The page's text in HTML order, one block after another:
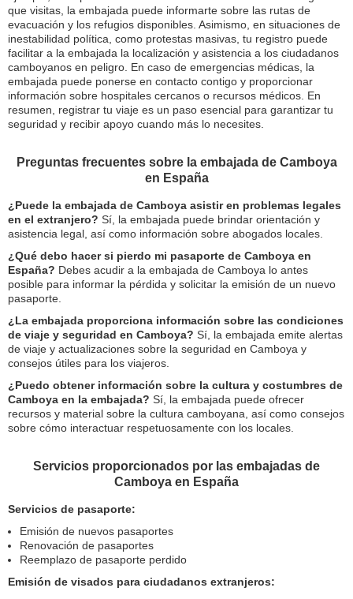
que visitas, la embajada puede informarte sobre las rutas de
evacuación y los refugios disponibles. Asimismo, en situaciones de
inestabilidad política, como protestas masivas, tu registro puede
facilitar a la embajada la localización y asistencia a los ciudadanos
camboyanos en peligro. En caso de emergencias médicas, la
embajada puede ponerse en contacto contigo y proporcionar
información sobre hospitales cercanos o recursos médicos. En
resumen, registrar tu viaje es un paso esencial para garantizar tu
seguridad y recibir apoyo cuando más lo necesites.
Preguntas frecuentes sobre la embajada de Camboya
en España
¿Puede la embajada de Camboya asistir en problemas legales
en el extranjero? Sí, la embajada puede brindar orientación y
asistencia legal, así como información sobre abogados locales.
¿Qué debo hacer si pierdo mi pasaporte de Camboya en
España? Debes acudir a la embajada de Camboya lo antes
posible para informar la pérdida y solicitar la emisión de un nuevo
pasaporte.
¿La embajada proporciona información sobre las condiciones
de viaje y seguridad en Camboya? Sí, la embajada emite alertas
de viaje y actualizaciones sobre la seguridad en Camboya y
consejos útiles para los viajeros.
¿Puedo obtener información sobre la cultura y costumbres de
Camboya en la embajada? Sí, la embajada puede ofrecer
recursos y material sobre la cultura camboyana, así como consejos
sobre cómo interactuar respetuosamente con los locales.
Servicios proporcionados por las embajadas de
Camboya en España
Servicios de pasaporte:
Emisión de nuevos pasaportes
Renovación de pasaportes
Reemplazo de pasaporte perdido
Emisión de visados para ciudadanos extranjeros: